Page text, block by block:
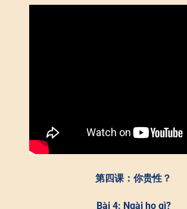
第四课：你贵性？
Bài 4: Ngài họ gì?